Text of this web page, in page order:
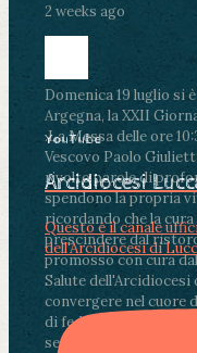
2 weeks ago
Domenica 19 luglio si
Argegna, la XXII
.La Messa delle ore
Vescovo Paolo
rivolto parole di
spendono la propria
ricordando che la
prescindere dal
promosso con cura
Salute dell'Arcidiocesi
convergere nel cuore
di fedeli, operatori
segnate dalla malattia.
YouTube
Arcidiocesi
Questo è il canale
dell'Arcidiocesi di